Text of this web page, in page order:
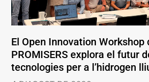
El Open Innovation Workshop
PROMISERS explora el futur
tecnologies per a l’hidrogen